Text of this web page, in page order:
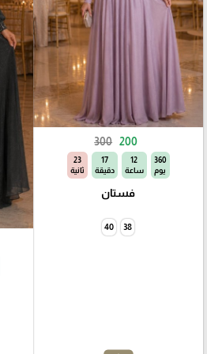
300 200
360
يوم
12
ساعة
17
دقيقة
22
ثانية
فستان
38
40